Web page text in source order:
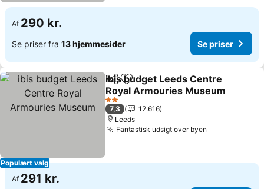
Af 290 kr.
Se priser fra 13 hjemmesider Se priser
Populært valg
Del Føj til favoritter
ibis budget Leeds Centre
Royal Armouries Museum
2 Stjerner
7,3
12.616
Leeds
Fantastisk udsigt over byen
Af 291 kr.